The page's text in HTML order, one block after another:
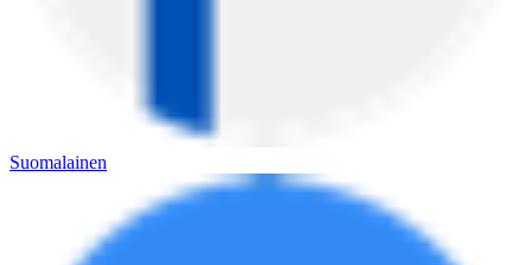
Suomalainen